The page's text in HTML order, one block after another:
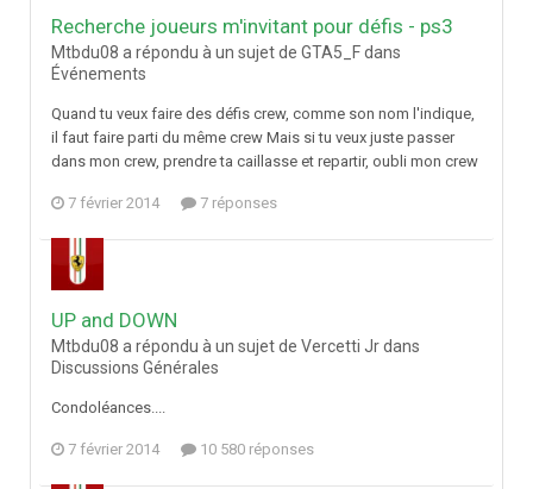
Recherche joueurs m'invitant pour défis - ps3
Mtbdu08 a répondu à un sujet de GTA5_F dans
Événements
Quand tu veux faire des défis crew, comme son nom l'indique,
il faut faire parti du même crew Mais si tu veux juste passer
dans mon crew, prendre ta caillasse et repartir, oubli mon crew
7 février 2014 7 réponses
UP and DOWN
Mtbdu08 a répondu à un sujet de Vercetti Jr dans
Discussions Générales
Condoléances....
7 février 2014 10 580 réponses